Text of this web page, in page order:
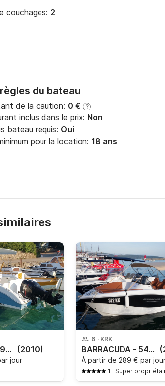
couchages: 2
du bateau
de la caution: 0 € ?
inclus dans le prix: Non
bateau requis: Oui
pour la location: 18 ans
NORTHSTAR - 190CC (2010)
jour
6 · KRK
BARRACUDA - 545 - 373kk
À partir de 289 € par jour
1 · Super